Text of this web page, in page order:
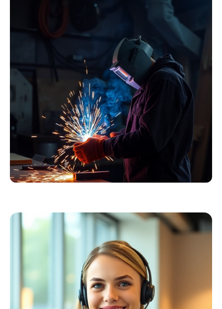
Winter Arbeitskleidung
Essentials
Schweißer
Profiausrüstung
Kollektion ansehen